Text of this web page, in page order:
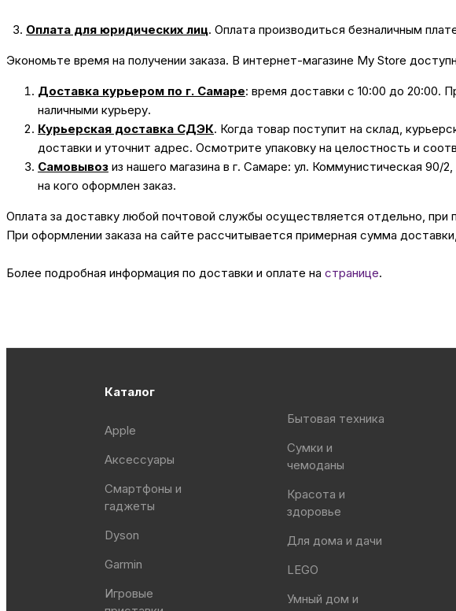
3. Оплата для юридических лиц. Оплата производиться безналичным
Экономьте время на получении заказа. В интернет-магазине My Store
Доставка курьером по г. Самаре: время доставки с 10:00 до 20:00.
наличными курьеру.
Курьерская доставка СДЭК. Когда товар поступит на склад,
доставки и уточнит адрес. Осмотрите упаковку на целостность и
Самовывоз из нашего магазина в г. Самаре: ул. Коммунистическая 90/
на кого оформлен заказ.
Оплата за доставку любой почтовой службы осуществляется отдельно, при
При оформлении заказа на сайте рассчитывается примерная сумма
Более подробная информация по доставки и оплате на странице.
Каталог
Apple
Аксессуары
Смартфоны и
гаджеты
Dyson
Garmin
Игровые
Бытовая техника
Сумки и
чемоданы
Красота и
здоровье
Для дома и дачи
LEGO
Умный дом и